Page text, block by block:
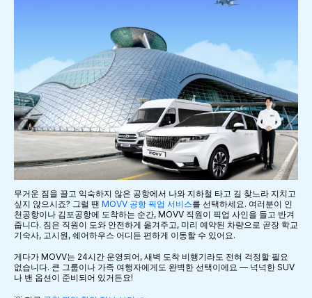
무거운 짐을 끌고 익숙하지 않은 공항에서 나와 지하철 타고 길 찾느라 지치고
싶지 않으시죠? 그럴 땐 MOVV 공항 픽업 서비스를 선택하세요. 여러분이 인
천공항이나 김포공항에 도착하는 순간, MOVV 직원이 픽업 사인을 들고 반겨
줍니다. 짐은 직원이 도와 안전하게 옮겨주고, 미리 예약된 차량으로 곧장 학교
기숙사, 고시원, 쉐어하우스 어디든 편하게 이동할 수 있어요.
게다가 MOVV는 24시간 운영되어, 새벽 도착 비행기라도 전혀 걱정할 필요
없습니다. 큰 그룹이나 가족 여행자에게도 완벽한 선택이에요 — 넉넉한 SUV
나 밴 옵션이 준비되어 있거든요!